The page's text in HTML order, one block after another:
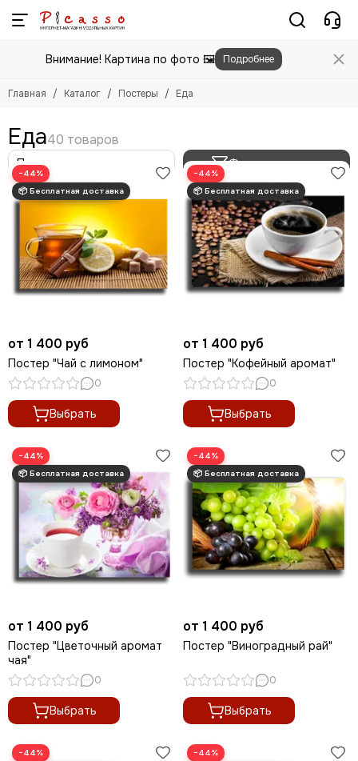
Постеры
Смотреть все товары
Животные
Люди
Абстракция
Еда
Этника
Техника
Для детей
Для мужчин
Игры
Современные картины
Скрудж Макдак
Трендовые арты
Денежные арты
Мотивационные арты
Арт губы
Волк с Уолл Стрит
Внимание! Картина по фото 🖼️ Подробнее
Главная Каталог Постеры Еда
Еда
Фильтр товаров
−44%
от 1 400 руб
Постер "Чай с лимоном"
0
Выбрать
−44%
от 1 400 руб
Постер "Кофейный аромат"
0
Выбрать
−44%
от 1 400 руб
Постер "Цветочный аромат
чая"
0
Выбрать
−44%
от 1 400 руб
Постер "Виноградный рай"
0
Выбрать
−44% −44%